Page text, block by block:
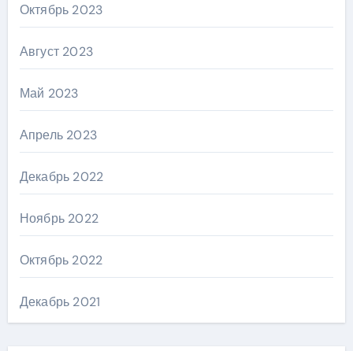
Октябрь 2023
Август 2023
Май 2023
Апрель 2023
Декабрь 2022
Ноябрь 2022
Октябрь 2022
Декабрь 2021